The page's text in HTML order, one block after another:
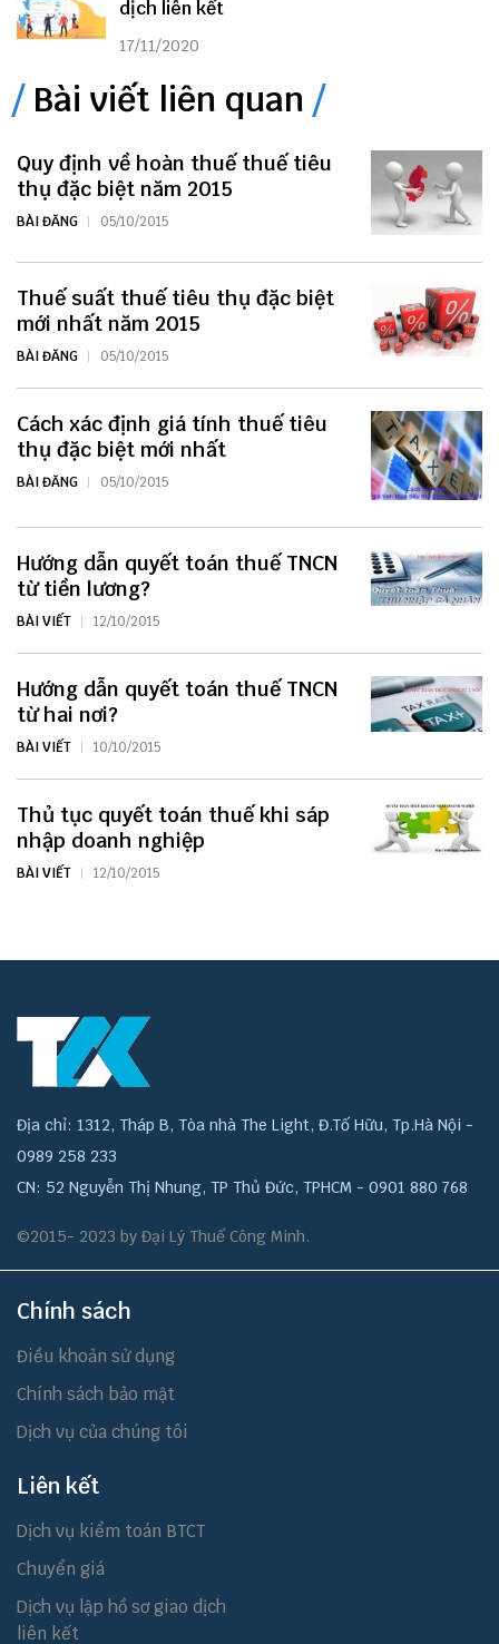
dịch liên kết
17/11/2020
Bài viết liên quan
Quy định về hoàn thuế thuế tiêu
thụ đặc biệt năm 2015
BÀI ĐĂNG 05/10/2015
Thuế suất thuế tiêu thụ đặc biệt
mới nhất năm 2015
BÀI ĐĂNG 05/10/2015
Cách xác định giá tính thuế tiêu
thụ đặc biệt mới nhất
BÀI ĐĂNG 05/10/2015
Hướng dẫn quyết toán thuế TNCN
từ tiền lương?
BÀI VIẾT 12/10/2015
Hướng dẫn quyết toán thuế TNCN
từ hai nơi?
BÀI VIẾT 10/10/2015
Thủ tục quyết toán thuế khi sáp
nhập doanh nghiệp
BÀI VIẾT 12/10/2015
Địa chỉ: 1312, Tháp B, Tòa nhà The Light, Đ.Tố Hữu, Tp.Hà Nội -
0989 258 233
CN: 52 Nguyễn Thị Nhung, TP Thủ Đức, TPHCM - 0901 880 768
©2015- 2023 by Đại Lý Thuế Công Minh.
Chính sách
Điều khoản sử dụng
Chính sách bảo mật
Dịch vụ của chúng tôi
Liên kết
Dịch vụ kiểm toán BTCT
Chuyển giá
Dịch vụ lập hồ sơ giao dịch
liên kết